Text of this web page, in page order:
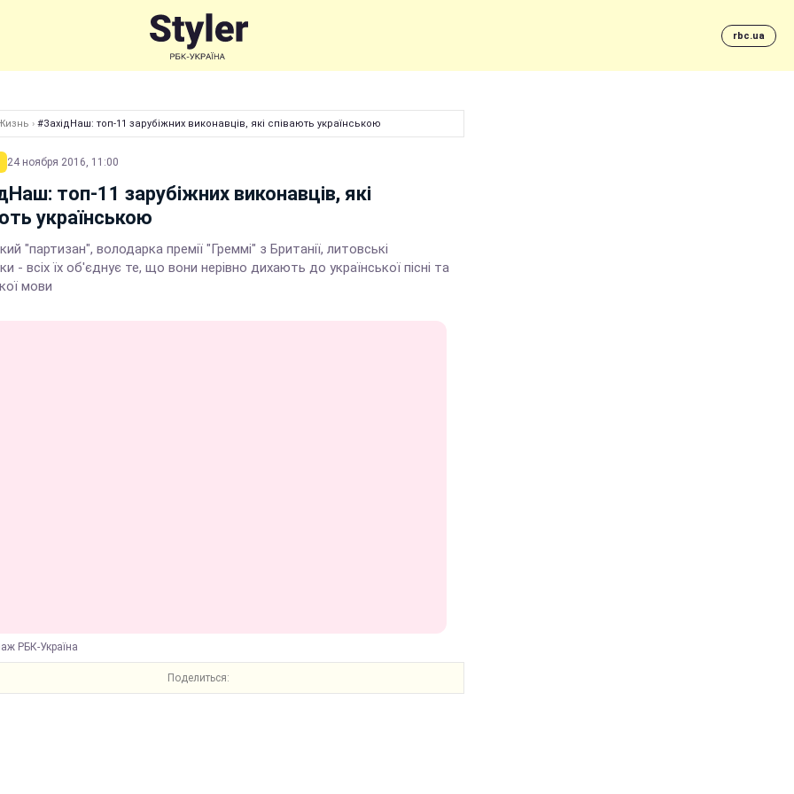
rbc.ua
› #ЗахідНаш: топ-11 зарубіжних виконавців, які співають українською
24 ноября 2016, 11:00
топ-11 зарубіжних виконавців, які
українською
"партизан", володарка премії "Греммі" з Британії, литовські
- всіх їх об'єднує те, що вони нерівно дихають до української пісні та
мови
РБК-Україна
Поделиться: